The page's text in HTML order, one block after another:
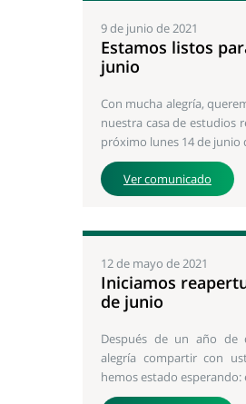
9 de junio de 2021
Estamos listos
junio
Con mucha alegría,
nuestra casa de estudios
próximo lunes 14 de junio
Ver comunicado
12 de mayo de 2021
Iniciamos
de junio
Después de un año de
alegría compartir con
hemos estado esperando: